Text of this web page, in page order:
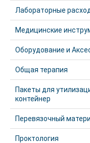
Лабораторные
Медицинские
Оборудование и
Общая терапия
Пакеты для
контейнер
Перевязочный
Проктология